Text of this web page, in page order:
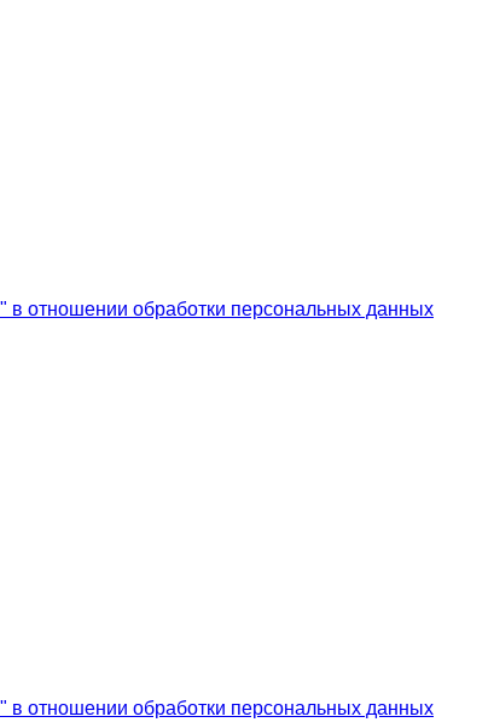
в отношении обработки персональных данных
в отношении обработки персональных данных